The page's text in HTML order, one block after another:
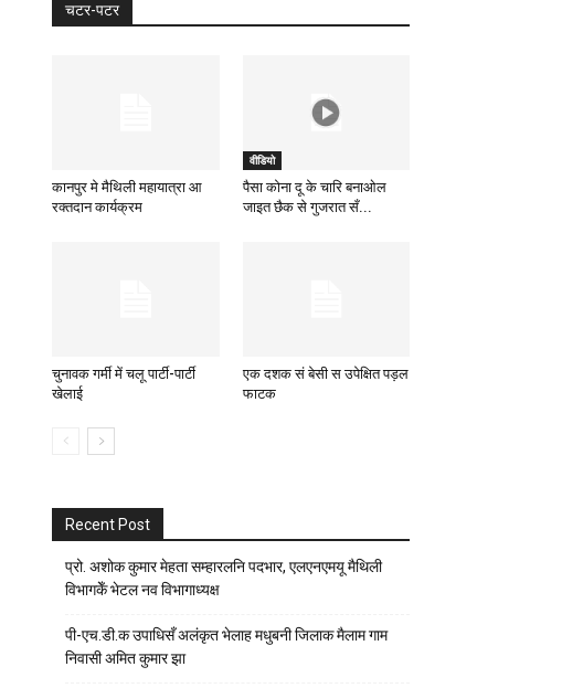
चटर-पटर
कानपुर मे मैथिली महायात्रा आ
रक्तदान कार्यक्रम
वीडियो
पैसा कोना दू के चारि बनाओल
जाइत छैक से गुजरात सँ...
चुनावक गर्मी में चलू पार्टी-पार्टी
खेलाई
एक दशक सं बेसी स उपेक्षित पड़ल
फाटक
Recent Post
प्रो. अशोक कुमार मेहता सम्हारलनि पदभार, एलएनएमयू मैथिली
विभागकेँ भेटल नव विभागाध्यक्ष
पी-एच.डी.क उपाधिसँ अलंकृत भेलाह मधुबनी जिलाक मैलाम गाम
निवासी अमित कुमार झा